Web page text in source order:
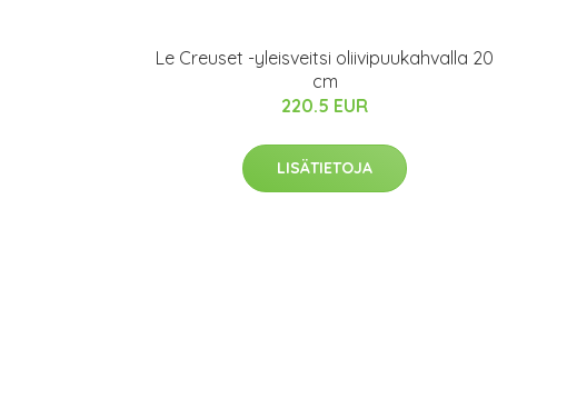
Le Creuset -yleisveitsi oliivipuukahvalla 20
cm
220.5 EUR
LISÄTIETOJA